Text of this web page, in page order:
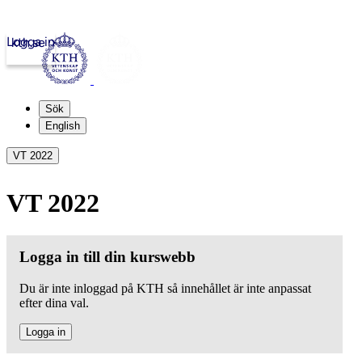
kth.se
Logga in
Sök
English
VT 2022
VT 2022
Logga in till din kurswebb
Du är inte inloggad på KTH så innehållet är inte anpassat
efter dina val.
Logga in